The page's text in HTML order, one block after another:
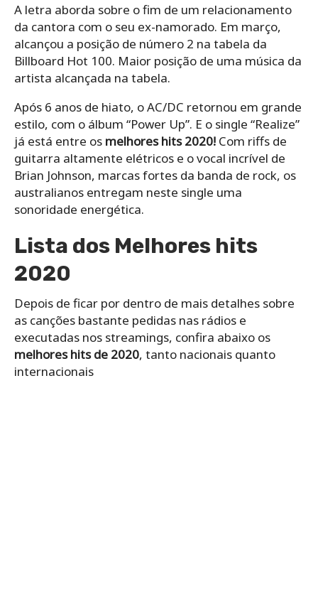
A letra aborda sobre o fim de um relacionamento
da cantora com o seu ex-namorado. Em março,
alcançou a posição de número 2 na tabela da
Billboard Hot 100. Maior posição de uma música da
artista alcançada na tabela.
Após 6 anos de hiato, o AC/DC retornou em grande
estilo, com o álbum “Power Up”. E o single “Realize”
já está entre os melhores hits 2020! Com riffs de
guitarra altamente elétricos e o vocal incrível de
Brian Johnson, marcas fortes da banda de rock, os
australianos entregam neste single uma
sonoridade energética.
Lista dos Melhores hits
2020
Depois de ficar por dentro de mais detalhes sobre
as canções bastante pedidas nas rádios e
executadas nos streamings, confira abaixo os
melhores hits de 2020, tanto nacionais quanto
internacionais